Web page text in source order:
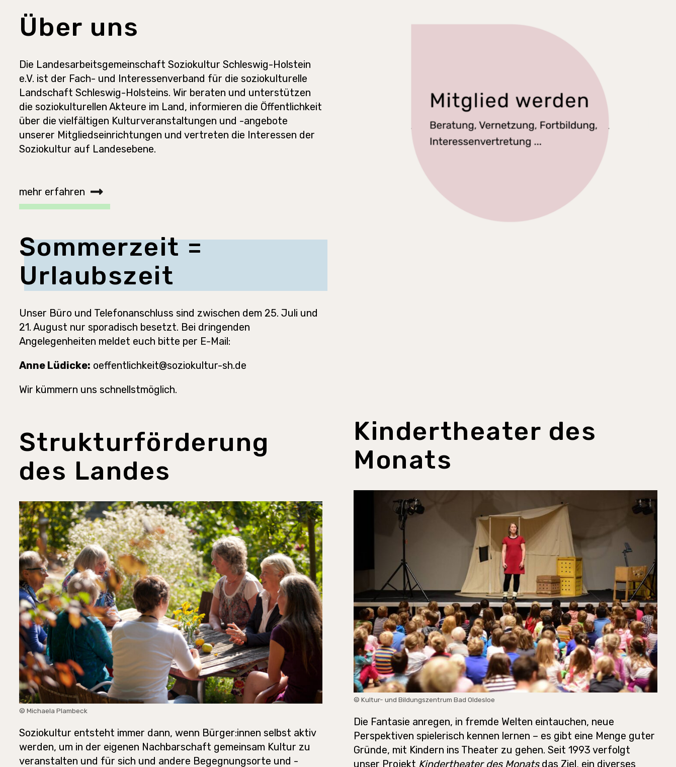
Über uns
Die Landesarbeitsgemeinschaft Soziokultur Schleswig-Holstein
e.V. ist der Fach- und Interessenverband für die soziokulturelle
Landschaft Schleswig-Holsteins. Wir beraten und unterstützen
die soziokulturellen Akteure im Land, informieren die Öffentlichkeit
über die vielfältigen Kulturveranstaltungen und -angebote
unserer Mitgliedseinrichtungen und vertreten die Interessen der
Soziokultur auf Landesebene.
mehr erfahren
Sommerzeit =
Urlaubszeit
Unser Büro und Telefonanschluss sind zwischen dem 25. Juli und
21. August nur sporadisch besetzt. Bei dringenden
Angelegenheiten meldet euch bitte per E-Mail:
Anne Lüdicke: oeffentlichkeit@soziokultur-sh.de
Wir kümmern uns schnellstmöglich.
Strukturförderung
des Landes
© Michaela Plambeck
Soziokultur entsteht immer dann, wenn Bürger:innen selbst aktiv
werden, um in der eigenen Nachbarschaft gemeinsam Kultur zu
veranstalten und für sich und andere Begegnungsorte und -
Kindertheater des
Monats
© Kultur- und Bildungszentrum Bad Oldesloe
Die Fantasie anregen, in fremde Welten eintauchen, neue
Perspektiven spielerisch kennen lernen – es gibt eine Menge guter
Gründe, mit Kindern ins Theater zu gehen. Seit 1993 verfolgt
unser Projekt Kindertheater des Monatsdas Ziel, ein diverses